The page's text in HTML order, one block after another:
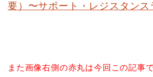
要）〜サポート・レジスタン
また画像右側の赤丸は今回この記事